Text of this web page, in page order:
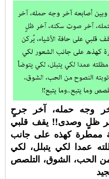
وجه حمله، آخر جرحٍ
ظلٍ وصدى!! يقف قلبي
ممطرة كهذه على جانب
عمدا لكي يتبلل، لكي
من الحب، الشوق، التلصص